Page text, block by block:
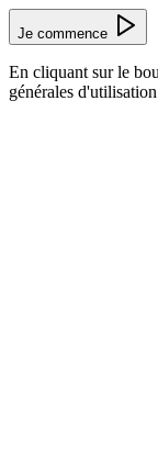
Je commence
En cliquant sur le
générales